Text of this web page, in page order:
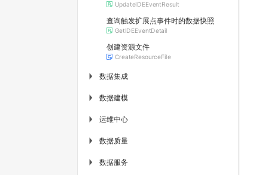
UpdateIDEEventResult
查询触发扩展点事件时的数据快照
GetIDEEventDetail
创建资源文件
CreateResourceFile
▶ 数据集成
▶ 数据建模
▶ 运维中心
▶ 数据质量
▶ 数据服务